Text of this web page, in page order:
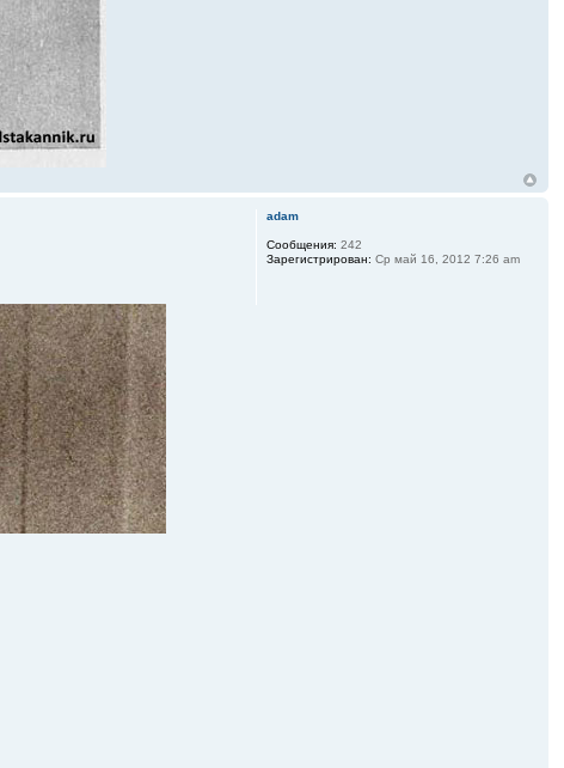
adam
Сообщения: 242
Зарегистрирован: Ср май 16, 2012 7:26 am